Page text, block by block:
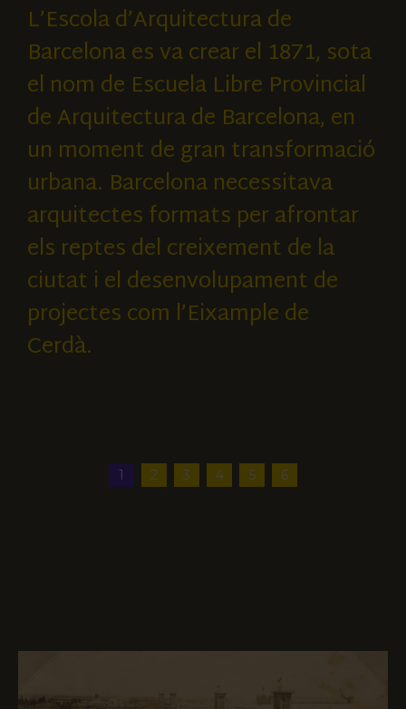
L’Escola d’Arquitectura de
Barcelona es va crear el 1871, sota
el nom de Escuela Libre Provincial
de Arquitectura de Barcelona, en
un moment de gran transformació
urbana. Barcelona necessitava
arquitectes formats per afrontar
els reptes del creixement de la
ciutat i el desenvolupament de
projectes com l’Eixample de
Cerdà.
1 2 3 4 5 6